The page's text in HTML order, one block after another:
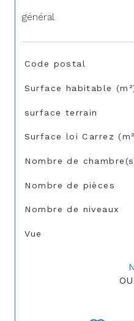
général
Code postal
Surface habitable
surface terrain
Surface loi Carrez
Nombre de
Nombre de pièces
Nombre de niveaux
Vue